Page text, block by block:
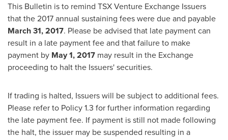
This Bulletin is to remind TSX Venture Exchange Issuers
that the 2017 annual sustaining fees were due and payable
March 31, 2017. Please be advised that late payment can
result in a late payment fee and that failure to make
payment by May 1, 2017 may result in the Exchange
proceeding to halt the Issuers' securities.
If trading is halted, Issuers will be subject to additional fees.
Please refer to Policy 1.3 for further information regarding
the late payment fee. If payment is still not made following
the halt, the issuer may be suspended resulting in a